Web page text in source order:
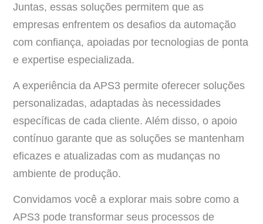
Juntas, essas soluções permitem que as
empresas enfrentem os desafios da automação
com confiança, apoiadas por tecnologias de ponta
e expertise especializada.
A experiência da APS3 permite oferecer soluções
personalizadas, adaptadas às necessidades
específicas de cada cliente. Além disso, o apoio
contínuo garante que as soluções se mantenham
eficazes e atualizadas com as mudanças no
ambiente de produção.
Convidamos você a explorar mais sobre como a
APS3 pode transformar seus processos de